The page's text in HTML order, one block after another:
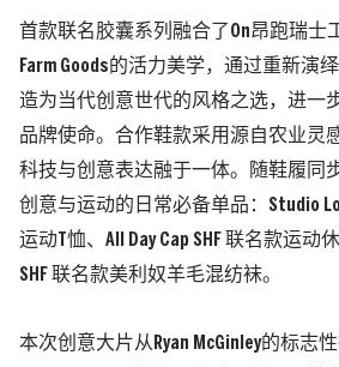
首款联名胶囊系列融合了On昂跑瑞士
Farm Goods的活力美学，通过重新演
造为当代创意世代的风格之选，进一
品牌使命。合作鞋款采用源自农业灵
科技与创意表达融于一体。随鞋履同
创意与运动的日常必备单品：Studio
运动T恤、All Day Cap SHF 联名款运动
SHF 联名款美利奴羊毛混纺袜。
本次创意大片从Ryan McGinley的标志